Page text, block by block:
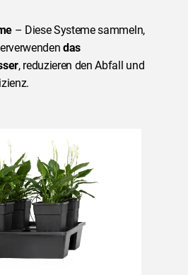
– Diese Systeme sammeln,
das
, reduzieren den Abfall und